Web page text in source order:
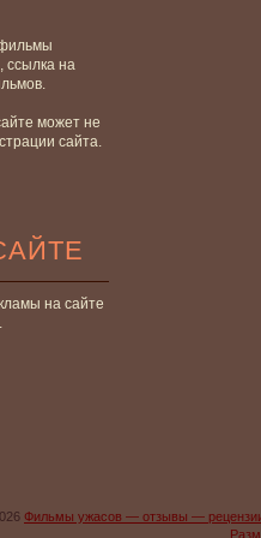
ссылка на
может не
сайта.
на сайте
Фильмы ужасов — отзывы —